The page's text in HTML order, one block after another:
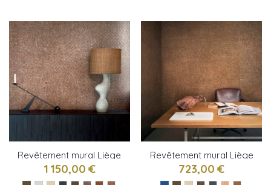
Revêtement mural Liège
tressé de CMO Paris
1 150,00 €
Revêtement mural Liège
pépite de CMO Paris
723,00 €